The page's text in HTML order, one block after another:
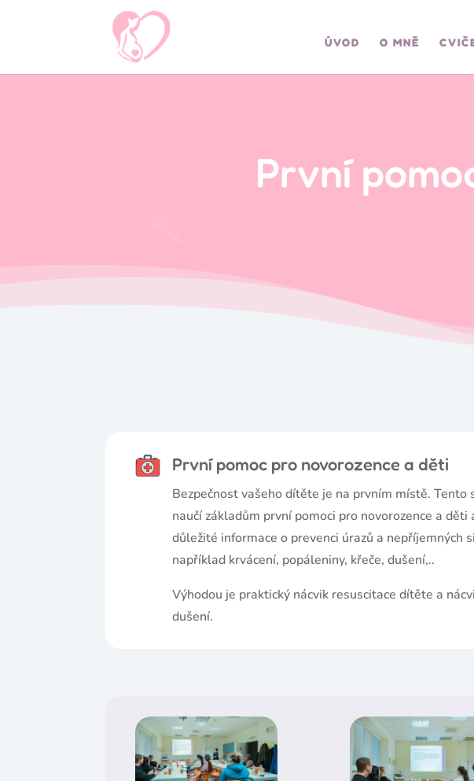
ÚVOD O MNĚ
První
První pomoc pro novorozence a děti
Bezpečnost vašeho dítěte je na prvním místě. Tento
naučí základům první pomoci pro novorozence a děti
důležité informace o prevenci úrazů a nepříjemných
například krvácení, popáleniny, křeče, dušení,..
Výhodou je praktický nácvik resuscitace dítěte a
dušení.